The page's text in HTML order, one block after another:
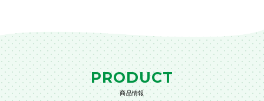
PRODUCT
商品情報